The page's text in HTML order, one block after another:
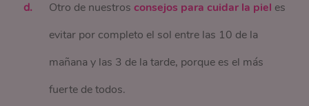
Otro de nuestrosconsejos para cuidar la piel es
evitar por completo el sol entre las 10 de la
mañana y las 3 de la tarde, porque es el más
fuerte de todos.